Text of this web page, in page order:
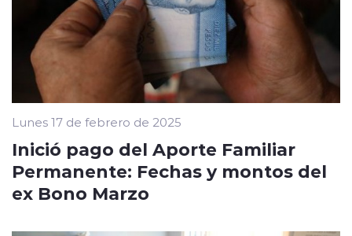
Lunes 17 de febrero de 2025
Inició pago del Aporte Familiar
Permanente: Fechas y montos del
ex Bono Marzo